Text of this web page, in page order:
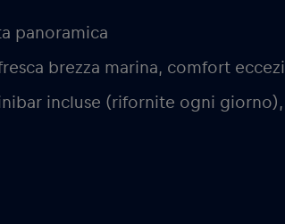
panoramica
brezza marina, comfort
incluse (rifornite ogni giorno),